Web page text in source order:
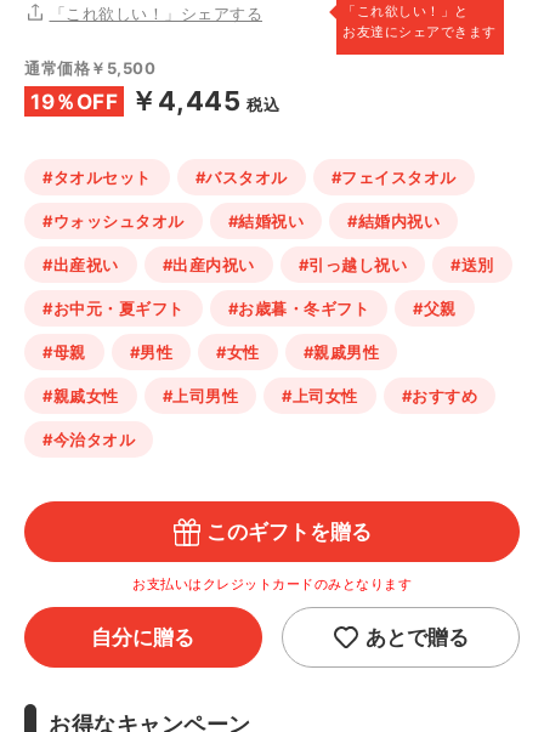
「これ欲しい！」と
お友達にシェアできます
「これ欲しい！」シェアする
通常価格￥5,500
19％OFF ￥4,445 税込
#タオルセット #バスタオル #フェイスタオル
#ウォッシュタオル #結婚祝い #結婚内祝い
#出産祝い #出産内祝い #引っ越し祝い #送別
#お中元・夏ギフト #お歳暮・冬ギフト #父親
#母親 #男性 #女性 #親戚男性
#親戚女性 #上司男性 #上司女性 #おすすめ
#今治タオル
このギフトを贈る
お支払いはクレジットカードのみとなります
自分に贈る あとで贈る
お得なキャンペーン